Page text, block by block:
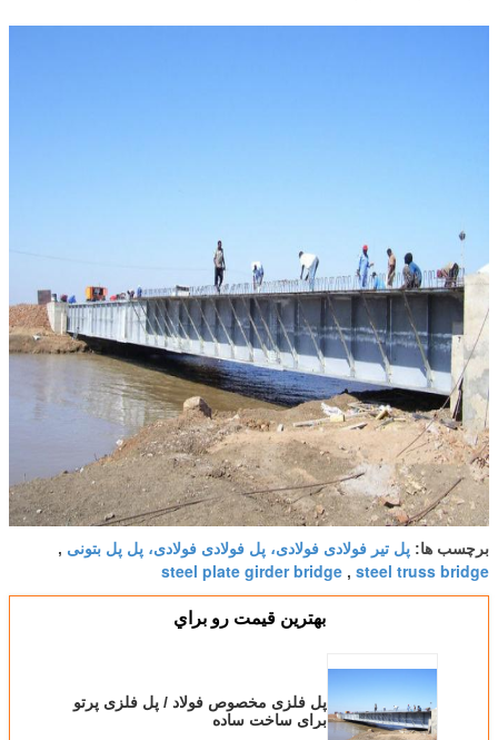
برچسب ها: پل تیر فولادی فولادی، پل فولادی فولادی، پل پل بتونی ,
steel truss bridge
,
steel plate girder bridge
بهترين قيمت رو براي
پل فلزی مخصوص فولاد / پل فلزی پرتو
برای ساخت ساده